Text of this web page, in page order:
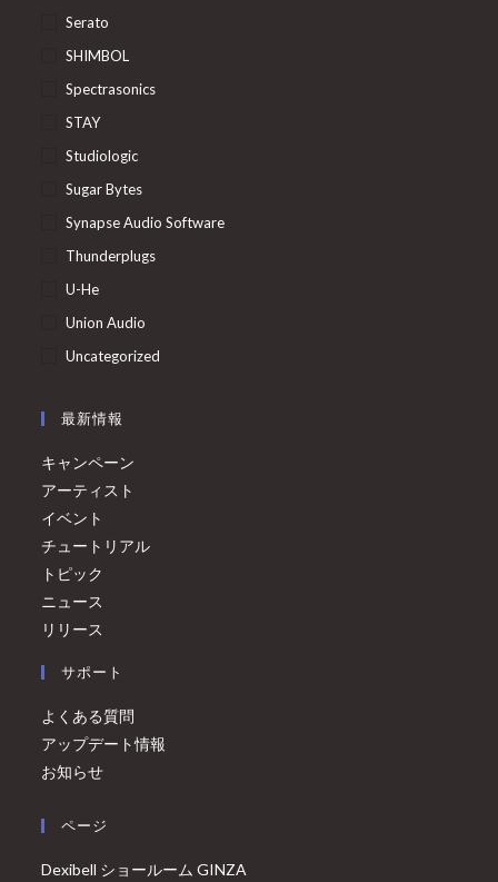
Serato
SHIMBOL
Spectrasonics
STAY
Studiologic
Sugar Bytes
Synapse Audio Software
Thunderplugs
U-He
Union Audio
Uncategorized
最新情報
キャンペーン
アーティスト
イベント
チュートリアル
トピック
ニュース
リリース
サポート
よくある質問
アップデート情報
お知らせ
ページ
Dexibell ショールーム GINZA